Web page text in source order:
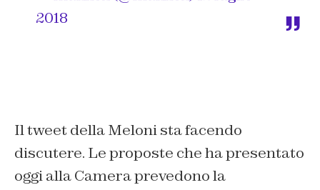
2018
Il tweet della Meloni sta facendo
discutere. Le proposte che ha presentato
oggi alla Camera prevedono la